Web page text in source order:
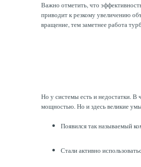
Важно отметить, что
приводит к резкому увеличению
вращение, тем заметнее работа
Но у системы есть и недостатки. В
мощностью. Но и здесь великие
Появился так называемый
Стали активно